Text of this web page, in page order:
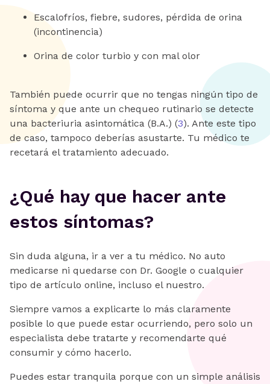
Escalofríos, fiebre, sudores, pérdida de orina
(incontinencia)
Orina de color turbio y con mal olor
También puede ocurrir que no tengas ningún tipo de
síntoma y que ante un chequeo rutinario se detecte
una bacteriuria asintomática (B.A.) (3). Ante este tipo
de caso, tampoco deberías asustarte. Tu médico te
recetará el tratamiento adecuado.
¿Qué hay que hacer ante
estos síntomas?
Sin duda alguna, ir a ver a tu médico. No auto
medicarse ni quedarse con Dr. Google o cualquier
tipo de artículo online, incluso el nuestro.
Siempre vamos a explicarte lo más claramente
posible lo que puede estar ocurriendo, pero solo un
especialista debe tratarte y recomendarte qué
consumir y cómo hacerlo.
Puedes estar tranquila porque con un simple análisis